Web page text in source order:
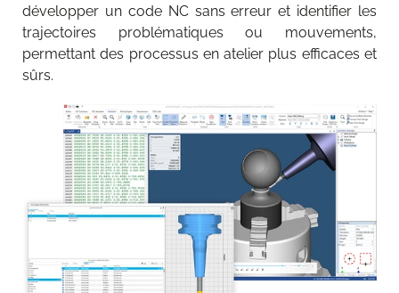
développer un code NC sans erreur et identifier les
trajectoires problématiques ou mouvements,
permettant des processus en atelier plus efficaces et
sûrs.